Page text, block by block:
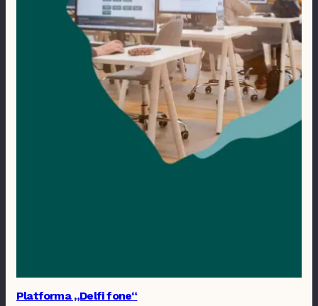
Platforma „Delfi fone“